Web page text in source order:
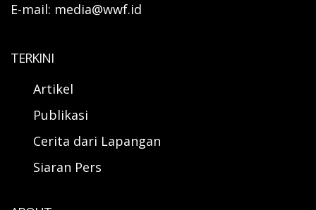
E-mail: media@wwf.id
TERKINI
Artikel
Publikasi
Cerita dari Lapangan
Siaran Pers